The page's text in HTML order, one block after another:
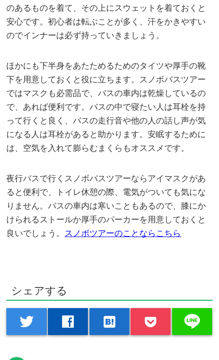
のあるものを着て、その上にスウェットを着ておくと
安心です。初心者は転ぶことが多く、汗をかきやすい
のでインナーは必ず持っていきましょう。
ほかにも下半身をあたためるためのタイツや厚手の靴
下を用意しておくと役に立ちます。スノボバスツアー
ではマスクも必需品で、バスの車内は乾燥しているの
で、あれば便利です。バスの中で寝たい人は耳栓を持
って行くと良く、バスの走行音や他の人の話し声が気
になる人は耳栓があると助かります。安眠するために
は、空気を入れて膨らむまくらもオススメです。
夜行バスで行くスノボバスツアーならアイマスクがあ
ると便利で、トイレ休憩の際、電気がついても気にな
りません。バスの車内は寒いこともあるので、膝にか
けられるストールか厚手のパーカーを用意しておくと
良いでしょう。 スノボツアーのことならこちら
シェアする
twitter facebook hatenabookmark line